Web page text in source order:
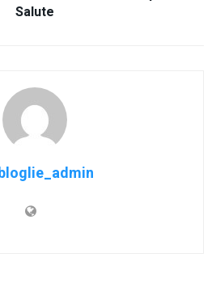
Salute